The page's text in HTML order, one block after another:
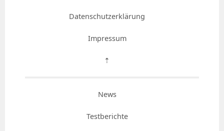
Datenschutzerklärung
Impressum
⇡
News
Testberichte